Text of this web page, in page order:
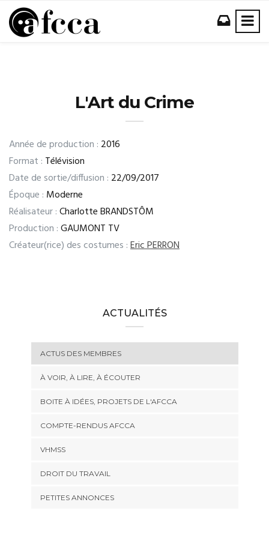
L'Art du Crime
Année de production : 2016
Format : Télévision
Date de sortie/diffusion : 22/09/2017
Époque : Moderne
Réalisateur :Charlotte BRANDSTÔM
Production :GAUMONT TV
Créateur(rice) des costumes :Eric PERRON
ACTUALITÉS
ACTUS DES MEMBRES
À VOIR, À LIRE, À ÉCOUTER
BOITE À IDÉES, PROJETS DE L'AFCCA
COMPTE-RENDUS AFCCA
VHMSS
DROIT DU TRAVAIL
PETITES ANNONCES